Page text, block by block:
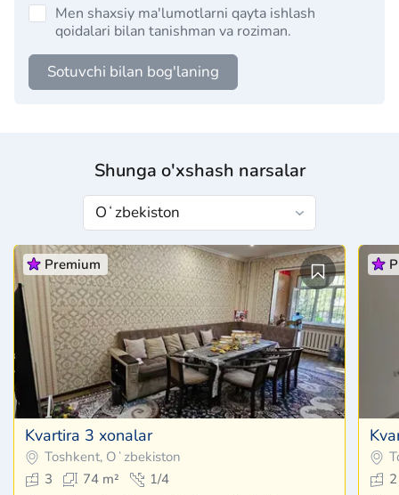
Men shaxsiy ma'lumotlarni qayta ishlash
qoidalari bilan tanishman va roziman.
Sotuvchi bilan bog'laning
Shunga o'xshash narsalar
Premium
Kvartira 3 xonalar
Toshkent, Oʻzbekiston
3
74 m²
1/4
2